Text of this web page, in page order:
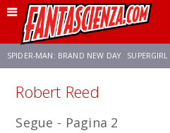
SPIDER-MAN: BRAND NEW DAY SUPERGIRL
Robert Reed
Segue - Pagina 2